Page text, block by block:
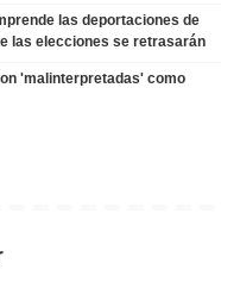
las deportaciones de
las elecciones se retrasarán
'malinterpretadas' como